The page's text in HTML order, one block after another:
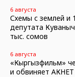
6 августа
Схемы с землей и
депутата
тыс. сомов
6 августа
«Кыргызфильм»
и обвиняет